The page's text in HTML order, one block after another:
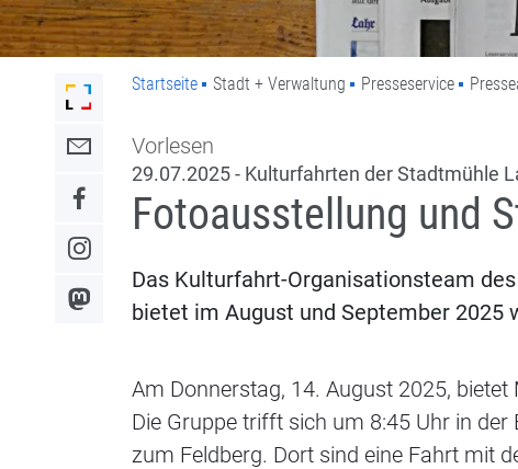
Link zur Startseite der Stadt Lahr
Link zum Kontaktformular
Link zum Facebook-Auftritt
Link zum Instagram-Auftritt
Link zum Mastodon-Kanal
Startseite Stadt + Verwaltung Presseservice
Vorlesen
29.07.2025 - Kulturfahrten der Stadtmühle
Fotoausstellung und
Das Kulturfahrt-Organisationsteam
bietet im August und September 2025
Am Donnerstag, 14. August 2025,
Die Gruppe trifft sich um 8:45 Uhr in
zum Feldberg. Dort sind eine Fahrt mit